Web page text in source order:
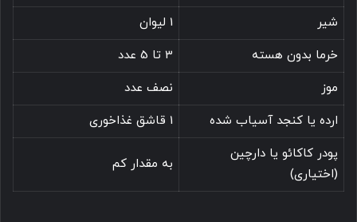
شیر
1 لیوان
خرما بدون هسته
3 تا 5 عدد
موز
نصف عدد
ارده یا کنجد آسیاب شده
1 قاشق غذاخوری
پودر کاکائو یا دارچین
(اختیاری)
به مقدار کم